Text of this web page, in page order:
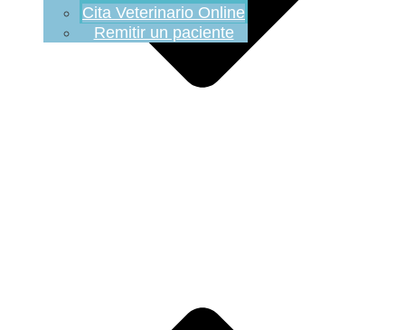
Cita Veterinario Online
Remitir un paciente